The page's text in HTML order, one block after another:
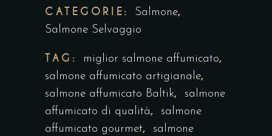
CATEGORIE: Salmone,
Salmone Selvaggio
TAG: miglior salmone affumicato,
salmone affumicato artigianale,
salmone affumicato Baltik,
salmone
affumicato di qualità,
salmone
affumicato gourmet,
salmone